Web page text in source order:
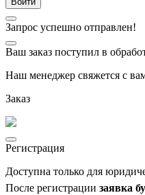
Запрос успешно отправлен!
Ваш заказ поступил в
Наш менеджер свяжется с
Заказ
Регистрация
Доступна только для
После регистрации заявка